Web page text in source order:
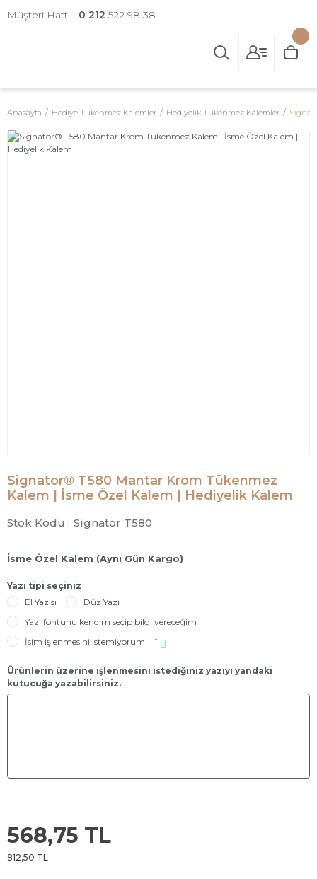
Müşteri Hattı : 0 212 522 98 38
Anasayfa Hediye Tükenmez Kalemler Hediyelik Tükenmez Kalemler
Signator® T580 Mantar Krom Tükenmez
Kalem | İsme Özel Kalem | Hediyelik Kalem
Stok Kodu : Signator T580
İsme Özel Kalem (Aynı Gün Kargo)
Yazı tipi seçiniz
El Yazısı
Düz Yazı
Yazı fontunu kendim seçip bilgi vereceğim
İsim işlenmesini istemiyorum
*
Ürünlerin üzerine işlenmesini istediğiniz yazıyı yandaki
kutucuğa yazabilirsiniz.
568,75 TL
812,50 TL